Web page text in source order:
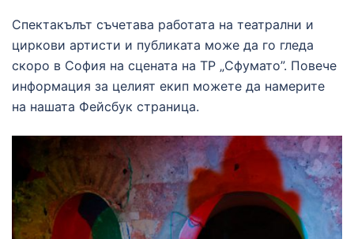
Спектакълът съчетава работата на театрални и
циркови артисти и публиката може да го гледа
скоро в София на сцената на ТР „Сфумато”. Повече
информация за целият екип можете да намерите
на нашата Фейсбук страница.